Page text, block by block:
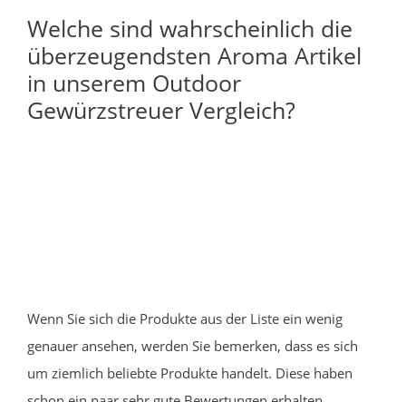
Welche sind wahrscheinlich die
überzeugendsten Aroma Artikel
in unserem Outdoor
Gewürzstreuer Vergleich?
Wenn Sie sich die Produkte aus der Liste ein wenig
genauer ansehen, werden Sie bemerken, dass es sich
um ziemlich beliebte Produkte handelt. Diese haben